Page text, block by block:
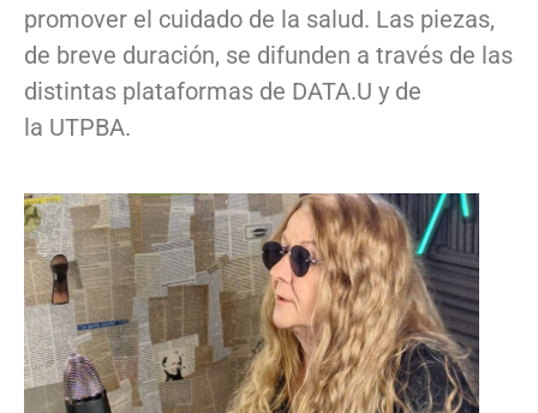
promover el cuidado de la salud. Las piezas,
de breve duración, se difunden a través de las
distintas plataformas de DATA.U y de
la UTPBA.